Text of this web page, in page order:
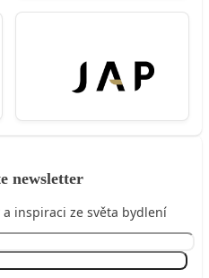
newsletter
inspiraci ze světa bydlení